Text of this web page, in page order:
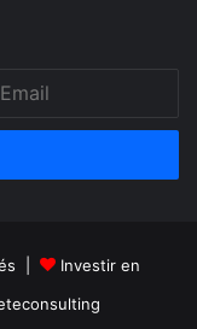
|
Investir en